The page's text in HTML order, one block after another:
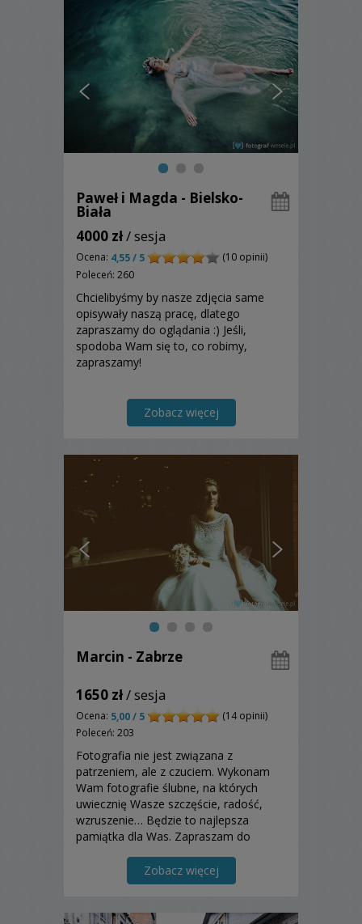
Paweł i Magda - Bielsko-
Biała
4000 zł/ sesja
Ocena: 4,55 / 5
(10 opinii)
Poleceń: 260
Chcielibyśmy by nasze zdjęcia same
opisywały naszą pracę, dlatego
zapraszamy do oglądania :) Jeśli,
spodoba Wam się to, co robimy,
zapraszamy!
Zobacz więcej
Marcin - Zabrze
1650 zł/ sesja
Ocena: 5,00 / 5
(14 opinii)
Poleceń: 203
Fotografia nie jest związana z
patrzeniem, ale z czuciem. Wykonam
Wam fotografie ślubne, na których
uwiecznię Wasze szczęście, radość,
wzruszenie… Będzie to najlepsza
pamiątka dla Was. Zapraszam do
Zobacz więcej